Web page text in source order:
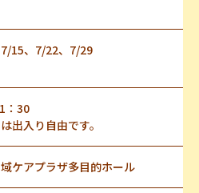
15、7/22、7/29
：30
出入り自由です。
ケアプラザ多目的ホール